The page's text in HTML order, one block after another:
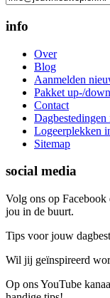
info
Over
Blog
Aanmelden
Pakket up-/
Contact
Logeerplekken
Sitemap
social media
Volg ons op
jou in de buurt.
Tips voor jouw
Wil jij geïnspireerd
Op ons YouTube